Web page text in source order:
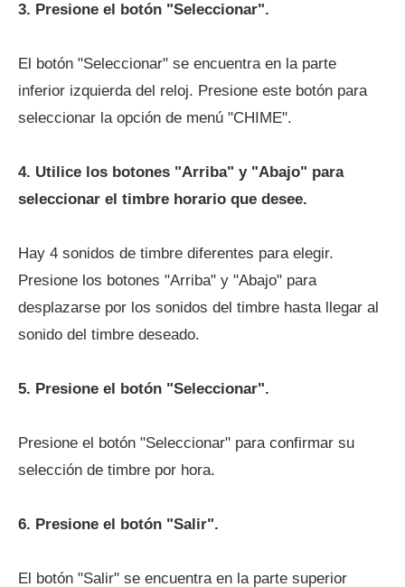
3. Presione el botón "Seleccionar".
El botón "Seleccionar" se encuentra en la parte
inferior izquierda del reloj. Presione este botón para
seleccionar la opción de menú "CHIME".
4. Utilice los botones "Arriba" y "Abajo" para
seleccionar el timbre horario que desee.
Hay 4 sonidos de timbre diferentes para elegir.
Presione los botones "Arriba" y "Abajo" para
desplazarse por los sonidos del timbre hasta llegar al
sonido del timbre deseado.
5. Presione el botón "Seleccionar".
Presione el botón "Seleccionar" para confirmar su
selección de timbre por hora.
6. Presione el botón "Salir".
El botón "Salir" se encuentra en la parte superior